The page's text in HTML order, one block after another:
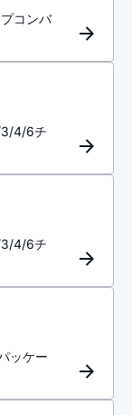
コンバ
3/4/6チ
3/4/6チ
ッケー